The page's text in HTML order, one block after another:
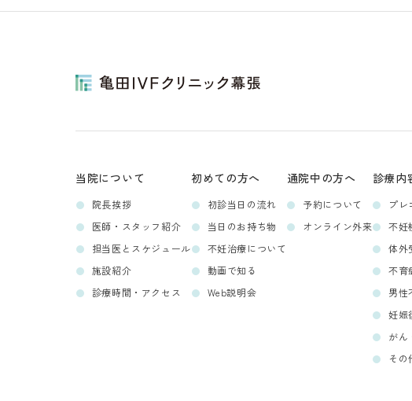
当院について
院長挨拶
医師・スタッフ紹介
担当医とスケジュール
施設紹介
診療時間・アクセス
初めての方へ
初診当日の流れ
当日のお持ち物
不妊治療について
動画で知る
Web説明会
通院中の方へ
予約について
オンライン外来
診療内
プレ
不妊
体外
不育
男性
妊娠
がん
その